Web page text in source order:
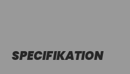
SPECIFIKATION